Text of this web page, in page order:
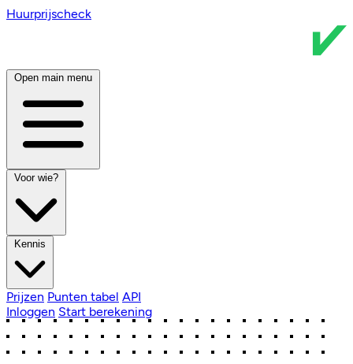
Huurprijscheck
Open main menu
Voor wie?
Kennis
Prijzen Punten tabel API
Inloggen Start berekening